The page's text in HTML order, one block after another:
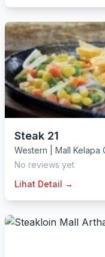
Steak 21
Western
Mall Kelapa
No reviews yet
Lihat Detail →